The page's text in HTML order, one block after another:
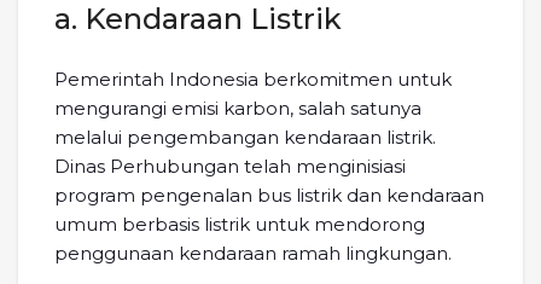
a. Kendaraan Listrik
Pemerintah Indonesia berkomitmen untuk
mengurangi emisi karbon, salah satunya
melalui pengembangan kendaraan listrik.
Dinas Perhubungan telah menginisiasi
program pengenalan bus listrik dan kendaraan
umum berbasis listrik untuk mendorong
penggunaan kendaraan ramah lingkungan.